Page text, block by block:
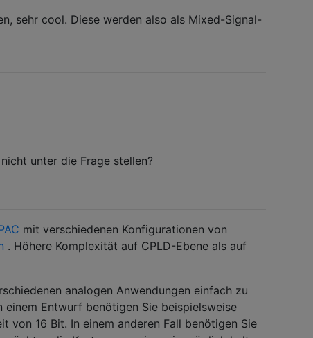
sehr cool. Diese werden also als Mixed-Signal-
unter die Frage stellen?
mit verschiedenen Konfigurationen von
. Höhere Komplexität auf CPLD-Ebene als auf
analogen Anwendungen einfach zu
einem Entwurf benötigen Sie beispielsweise
von 16 Bit. In einem anderen Fall benötigen Sie